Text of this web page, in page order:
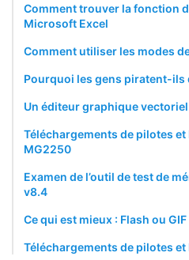
Comment trouver la fonction
Microsoft Excel
Comment utiliser les modes
Pourquoi les gens piratent-ils
Un éditeur graphique
Téléchargements de pilotes
MG2250
Examen de l’outil de test de
v8.4
Ce qui est mieux : Flash ou
Téléchargements de pilotes